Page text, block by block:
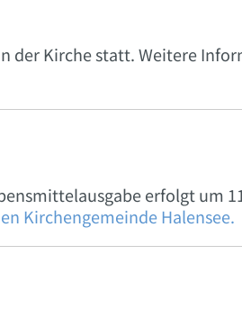
der Kirche statt. Weitere
erfolgt um
Kirchengemeinde Halensee.